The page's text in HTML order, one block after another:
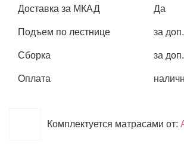
Доставка за МКАД Да
Подъем по лестнице за
Сборка за
Оплата
Комплектуется матрасами от: